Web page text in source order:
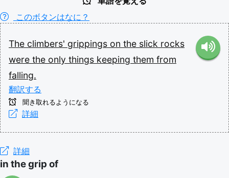
このボタンはなに？
The climbers' grippings on the slick rocks
were the only things keeping them from
falling.
翻訳する
聞き取れるようになる
詳細
詳細
in the grip of